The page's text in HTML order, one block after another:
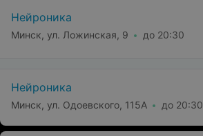
Нейроника
Минск, ул. Ложинская, 9 до 20:30
Нейроника
Минск, ул. Одоевского, 115А до 20:30